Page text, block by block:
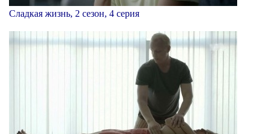
Сладкая жизнь, 2 сезон, 4 серия